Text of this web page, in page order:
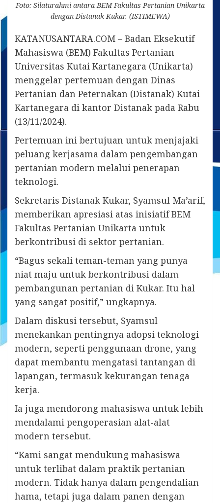
Foto: Silaturahmi antara BEM Fakultas Pertanian Unikarta
dengan Distanak Kukar. (ISTIMEWA)
KATANUSANTARA.COM – Badan Eksekutif
Mahasiswa (BEM) Fakultas Pertanian
Universitas Kutai Kartanegara (Unikarta)
menggelar pertemuan dengan Dinas
Pertanian dan Peternakan (Distanak) Kutai
Kartanegara di kantor Distanak pada Rabu
(13/11/2024).
Pertemuan ini bertujuan untuk menjajaki
peluang kerjasama dalam pengembangan
pertanian modern melalui penerapan
teknologi.
Sekretaris Distanak Kukar, Syamsul Ma’arif,
memberikan apresiasi atas inisiatif BEM
Fakultas Pertanian Unikarta untuk
berkontribusi di sektor pertanian.
“Bagus sekali teman-teman yang punya
niat maju untuk berkontribusi dalam
pembangunan pertanian di Kukar. Itu hal
yang sangat positif,” ungkapnya.
Dalam diskusi tersebut, Syamsul
menekankan pentingnya adopsi teknologi
modern, seperti penggunaan drone, yang
dapat membantu mengatasi tantangan di
lapangan, termasuk kekurangan tenaga
kerja.
Ia juga mendorong mahasiswa untuk lebih
mendalami pengoperasian alat-alat
modern tersebut.
“Kami sangat mendukung mahasiswa
untuk terlibat dalam praktik pertanian
modern. Tidak hanya dalam pengendalian
hama, tetapi juga dalam panen dengan